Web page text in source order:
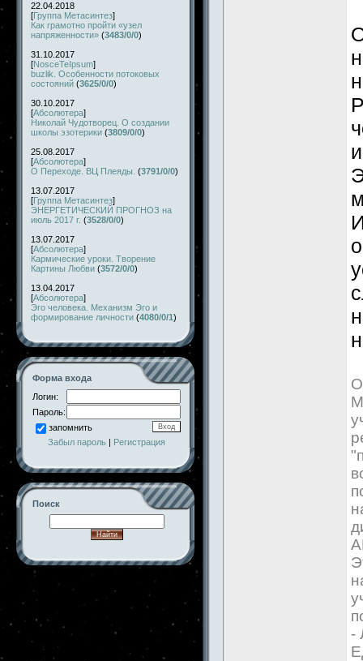
22.04.2018
[Группа Метасинтез]
Как грамотно пройти «узел
напряженности» (3483/0/0)
31.10.2017
[NosceTeIpsum]
buzlik. Особенности потоковых
состояний (3625/0/0)
30.10.2017
[Абсолютера]
Николай Чудотворец. О создании
школы эзотерики (3809/0/0)
25.08.2017
[Абсолютера]
О Переходе. ВЦ Плеяды. (3791/0/0)
13.07.2017
[Группа Метасинтез]
ЭНЕРГЕТИЧЕСКИЙ ПРОГНОЗ на
июль 2017 г. (3528/0/0)
13.07.2017
[Абсолютера]
Кармические уроки. Творение
Картины Любви (3572/0/0)
13.04.2017
[Абсолютера]
Эго человека. Механизм Эго и
формирование личности (4080/0/1)
Форма входа
Логин:
Пароль:
запомнить
Забыл пароль | Регистрация
Поиск
-